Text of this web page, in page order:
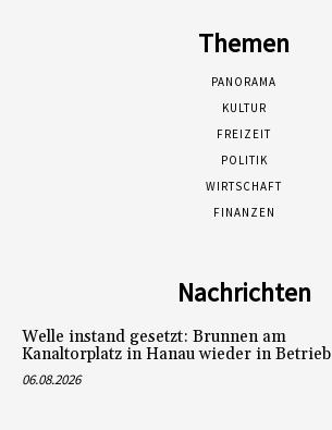
Themen
PANORAMA
KULTUR
FREIZEIT
POLITIK
WIRTSCHAFT
FINANZEN
Nachrichten
Welle instand gesetzt: Brunnen am
Kanaltorplatz in Hanau wieder in Betrieb
06.08.2026